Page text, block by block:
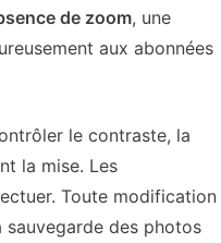
de zoom, une
aux abonnées
le contraste, la
la mise. Les
Toute modification
sauvegarde des photos